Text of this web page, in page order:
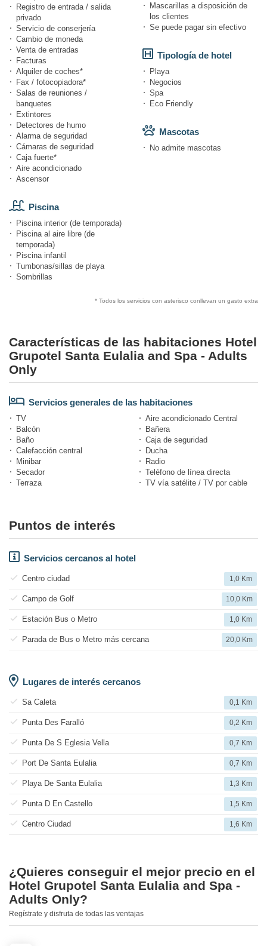
Registro de entrada / salida
privado
Servicio de conserjería
Cambio de moneda
Venta de entradas
Facturas
Alquiler de coches*
Fax / fotocopiadora*
Salas de reuniones /
banquetes
Extintores
Detectores de humo
Alarma de seguridad
Cámaras de seguridad
Caja fuerte*
Aire acondicionado
Ascensor
Piscina
Piscina interior (de temporada)
Piscina al aire libre (de
temporada)
Piscina infantil
Tumbonas/sillas de playa
Sombrillas
Mascarillas a disposición de
los clientes
Se puede pagar sin efectivo
Tipología de hotel
Playa
Negocios
Spa
Eco Friendly
Mascotas
No admite mascotas
* Todos los servicios con asterisco conllevan un gasto extra
Características de las habitaciones Hotel
Grupotel Santa Eulalia and Spa - Adults
Only
Servicios generales de las habitaciones
TV
Aire acondicionado Central
Balcón
Bañera
Baño
Caja de seguridad
Calefacción central
Ducha
Minibar
Radio
Secador
Teléfono de línea directa
Terraza
TV vía satélite / TV por cable
Puntos de interés
Servicios cercanos al hotel
Centro ciudad 1,0 Km
Campo de Golf 10,0 Km
Estación Bus o Metro 1,0 Km
Parada de Bus o Metro más cercana 20,0 Km
Lugares de interés cercanos
Sa Caleta 0,1 Km
Punta Des Faralló 0,2 Km
Punta De S Eglesia Vella 0,7 Km
Port De Santa Eulalia 0,7 Km
Playa De Santa Eulalia 1,3 Km
Punta D En Castello 1,5 Km
Centro Ciudad 1,6 Km
¿Quieres conseguir el mejor precio en el
Hotel Grupotel Santa Eulalia and Spa -
Adults Only?
Regístrate y disfruta de todas las ventajas